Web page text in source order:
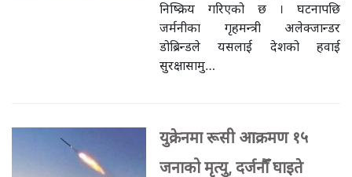
निष्क्रिय गरिएको छ । घटनापछि
जर्मनीका गृहमन्त्री अलेक्जान्डर
डोब्रिन्डले यसलाई देशको हवाई
सुरक्षासामु…
युक्रेनमा रूसी आक्रमण १५
जनाको मृत्यु, दर्जनौँ घाइते